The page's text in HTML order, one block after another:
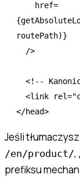
    href
=
{
routePath)}
  />
<!--
  <
link rel=
</head>
Jeśli
/en/product/,
prefiksu